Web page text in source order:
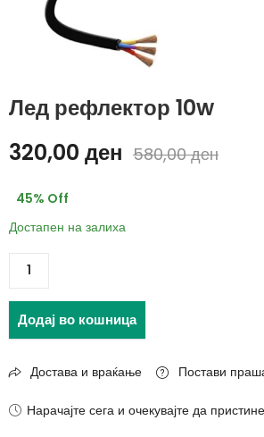
Лед рефлектор 10w
320,00 ден 580,00ден
45% Off
Достапен на залиха
Додај во кошница
Достава и враќање Постави
Нарачајте сега и очекувајте да